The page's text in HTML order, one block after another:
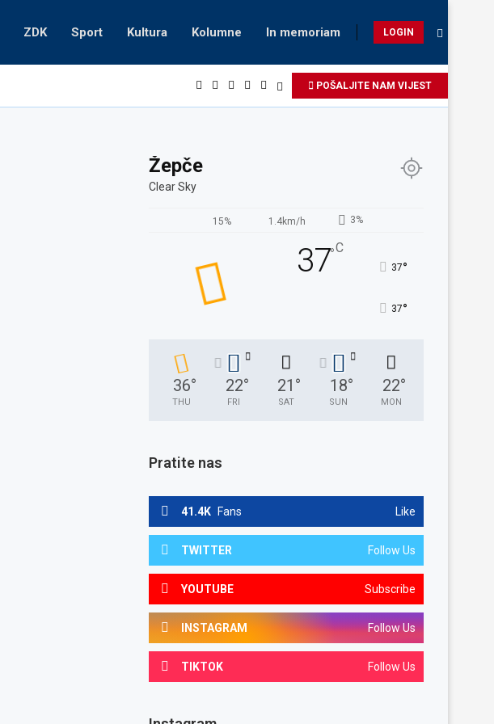
ZDK Sport Kultura Kolumne In memoriam LOGIN
POŠALJITE NAM VIJEST
Žepče
Clear Sky
15% 1.4km/h 3%
37°C
37°
37°
36°
THU
22°
FRI
21 °
SAT
18°
SUN
22°
MON
Pratite nas
41.4K Fans Like
TWITTER Follow Us
YOUTUBE Subscribe
INSTAGRAM Follow Us
TIKTOK Follow Us